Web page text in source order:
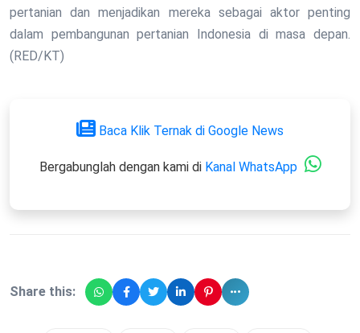
pertanian dan menjadikan mereka sebagai aktor penting
dalam pembangunan pertanian Indonesia di masa depan.
(RED/KT)
Baca Klik Ternak di Google News
Bergabunglah dengan kami di Kanal WhatsApp
Share this: